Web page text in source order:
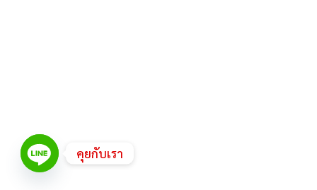
คุยกับเรา